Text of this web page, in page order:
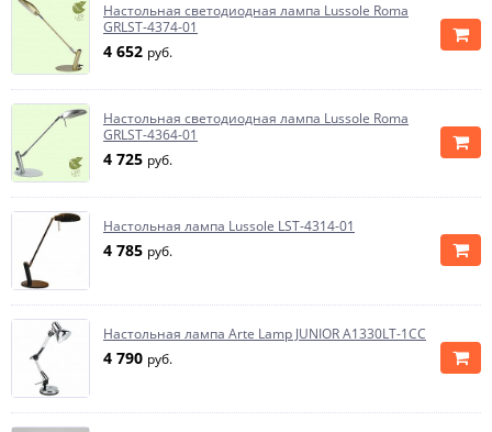
Настольная светодиодная лампа Lussole Roma
GRLST-4374-01
4 652 руб.
Настольная светодиодная лампа Lussole Roma
GRLST-4364-01
4 725 руб.
Настольная лампа Lussole LST-4314-01
4 785 руб.
Настольная лампа Arte Lamp JUNIOR A1330LT-1CC
4 790 руб.